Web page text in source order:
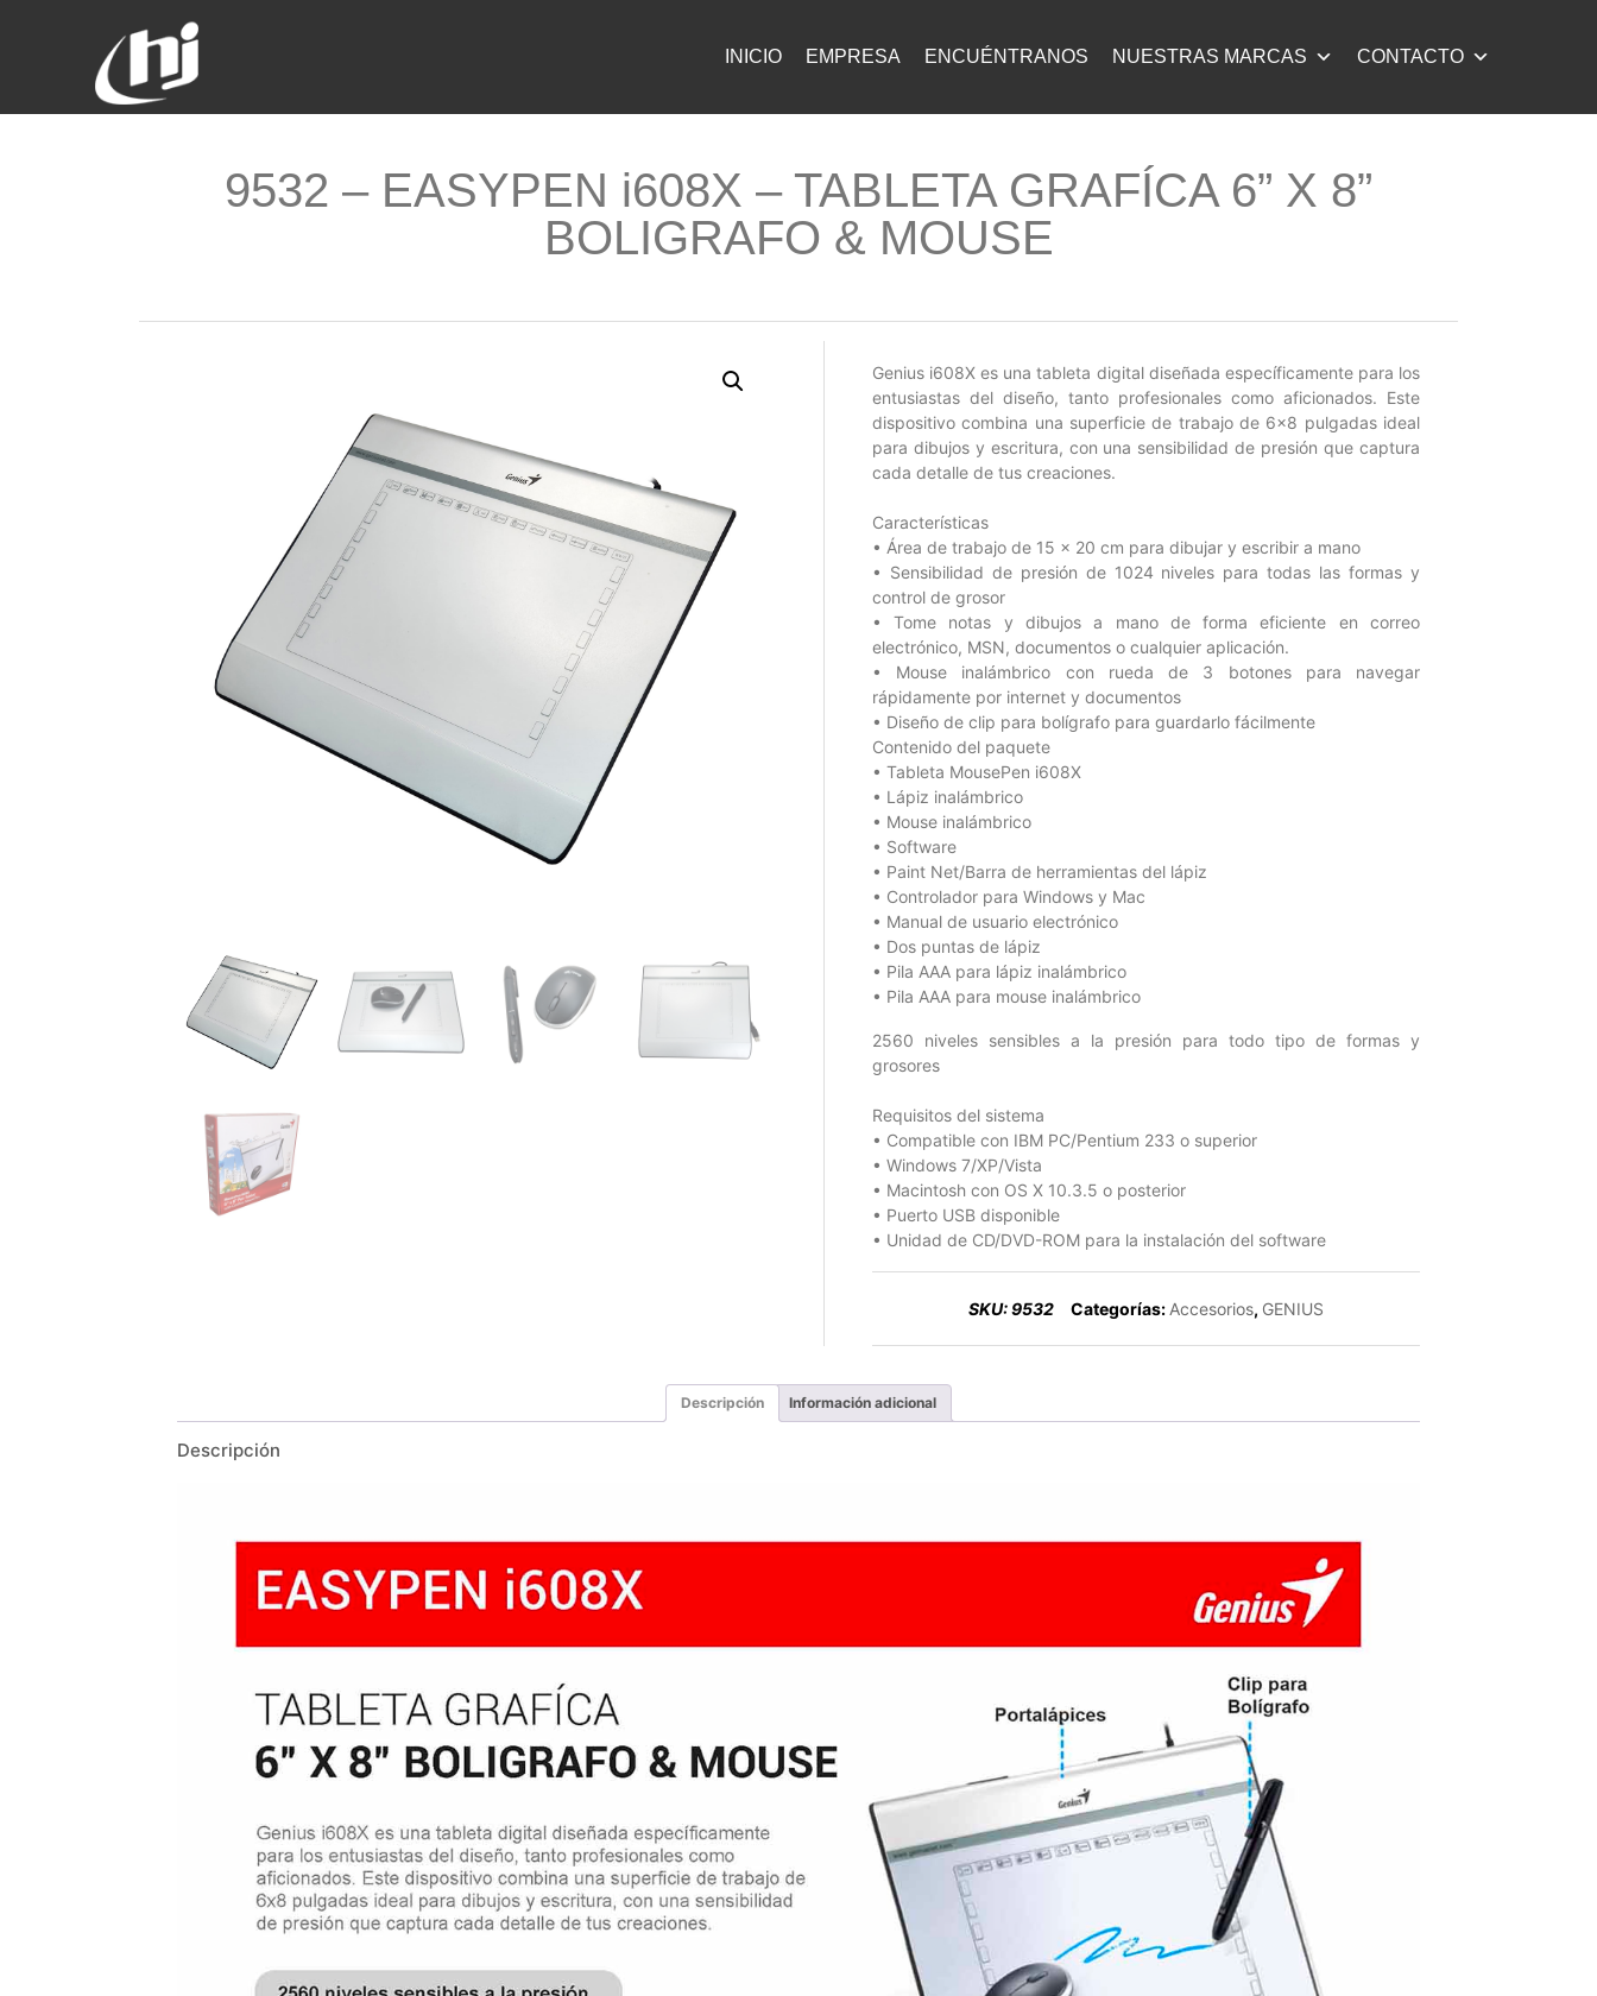
INICIO EMPRESA ENCUÉNTRANOS NUESTRAS MARCAS CONTACTO
9532 – EASYPEN i608X – TABLETA GRAFÍCA 6” X 8”
BOLIGRAFO & MOUSE
Genius i608X es una tableta digital diseñada específicamente para los
entusiastas del diseño, tanto profesionales como aficionados. Este
dispositivo combina una superficie de trabajo de 6×8 pulgadas ideal
para dibujos y escritura, con una sensibilidad de presión que captura
cada detalle de tus creaciones.
Características
• Área de trabajo de 15 x 20 cm para dibujar y escribir a mano
• Sensibilidad de presión de 1024 niveles para todas las formas y
control de grosor
• Tome notas y dibujos a mano de forma eficiente en correo
electrónico, MSN, documentos o cualquier aplicación.
• Mouse inalámbrico con rueda de 3 botones para navegar
rápidamente por internet y documentos
• Diseño de clip para bolígrafo para guardarlo fácilmente
Contenido del paquete
• Tableta MousePen i608X
• Lápiz inalámbrico
• Mouse inalámbrico
• Software
• Paint Net/Barra de herramientas del lápiz
• Controlador para Windows y Mac
• Manual de usuario electrónico
• Dos puntas de lápiz
• Pila AAA para lápiz inalámbrico
• Pila AAA para mouse inalámbrico
2560 niveles sensibles a la presión para todo tipo de formas y
grosores
Requisitos del sistema
• Compatible con IBM PC/Pentium 233 o superior
• Windows 7/XP/Vista
• Macintosh con OS X 10.3.5 o posterior
• Puerto USB disponible
• Unidad de CD/DVD-ROM para la instalación del software
SKU:9532 Categorías: Accesorios, GENIUS
Descripción Información adicional
Descripción